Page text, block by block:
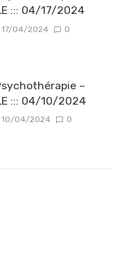
::: 04/17/2024
17/04/2024 0
–
::: 04/10/2024
10/04/2024 0